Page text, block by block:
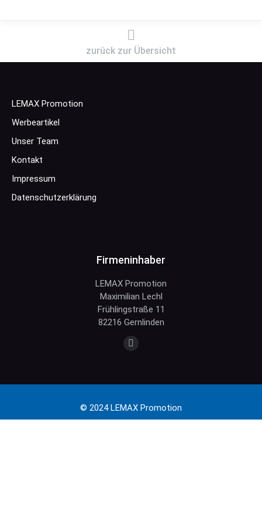
zurück zur Übersicht
LEMAX Promotion
Werbeartikel
Unser Team
Kontakt
Impressum
Datenschutzerklärung
Firmeninhaber
LEMAX Promotion
Maximilian Lechl
Frühlingstraße 11
82216 Gernlinden
E-
in
© 2024 LEMAX Promotion